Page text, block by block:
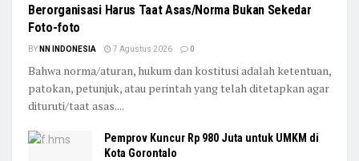
Berorganisasi Harus Taat Asas/Norma Bukan Sekedar
Foto-foto
BY NN INDONESIA 7 Agustus 2026 0
Bahwa norma/aturan, hukum dan kostitusi adalah ketentuan,
patokan, petunjuk, atau perintah yang telah ditetapkan agar
dituruti/taat asas....
Pemprov Kuncur Rp 980 Juta untuk UMKM di
Kota Gorontalo